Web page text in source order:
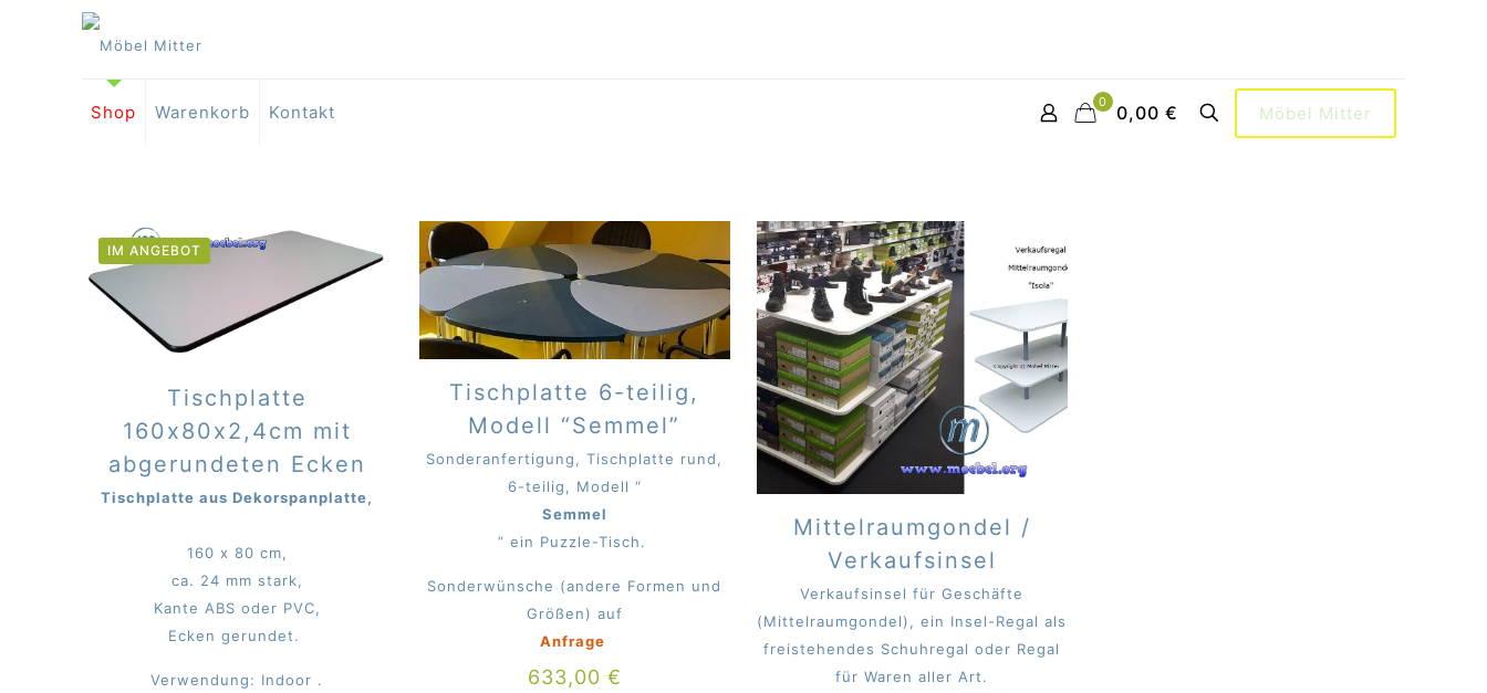
Shop Warenkorb Kontakt 0 0,00 € Möbel Mitter
IM ANGEBOT
Tischplatte
160x80x2,4cm mit
abgerundeten Ecken
Tischplatte aus Dekorspanplatte,
160 x 80 cm,
ca. 24 mm stark,
Kante ABS oder PVC,
Ecken gerundet.
Verwendung: Indoor .
Tischplatte 6-teilig,
Modell “Semmel”
Sonderanfertigung, Tischplatte rund,
6-teilig, Modell “
Semmel
” ein Puzzle-Tisch.
Sonderwünsche (andere Formen und
Größen) auf
Anfrage
633,00 €
Mittelraumgondel /
Verkaufsinsel
Verkaufsinsel für Geschäfte
(Mittelraumgondel), ein Insel-Regal als
freistehendes Schuhregal oder Regal
für Waren aller Art.